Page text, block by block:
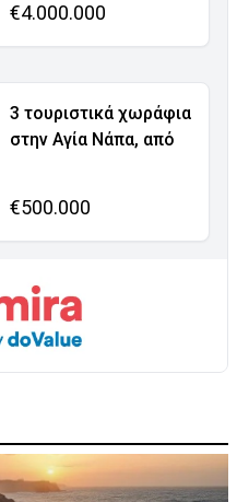
€4.000.000
3 τουριστικά χωράφια
στην Αγία Νάπα, από
€500.000